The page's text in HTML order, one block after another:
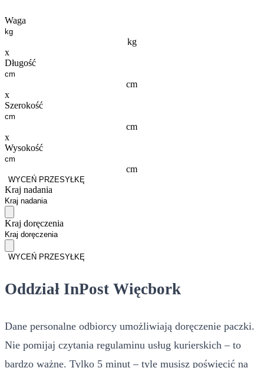
Waga
kg
x
Długość
cm
x
Szerokość
cm
x
Wysokość
cm
WYCEŃ PRZESYŁKĘ
Kraj nadania
Kraj doręczenia
WYCEŃ PRZESYŁKĘ
Oddział InPost Więcbork
Dane personalne odbiorcy umożliwiają doręczenie paczki.
Nie pomijaj czytania regulaminu usług kurierskich – to
bardzo ważne. Tylko 5 minut – tyle musisz poświęcić na